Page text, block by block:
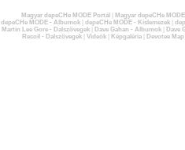
Magyar depeCHe MODE Portál
Magyar depeCHe
depeCHe MODE - Albumok| depeCHe MODE - Kislemezek|
Martin Lee Gore - Dalszövegek| Dave Gahan - Albumok|
Dave
Recoil - Dalszövegek| Videók| Képgaléria| Devotee Map